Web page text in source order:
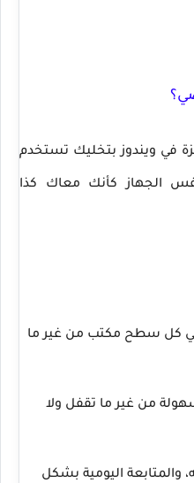
في ويندوز بتخليك تستخدم
الجهاز كأنك معاك كذا
في كل سطح مكتب من غير ما
من غير ما تقفل ولا
والمتابعة اليومية بشكل